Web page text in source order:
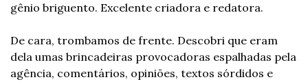
gênio briguento. Excelente criadora e redatora.
De cara, trombamos de frente. Descobri que eram
dela umas brincadeiras provocadoras espalhadas pela
agência, comentários, opiniões, textos sórdidos e